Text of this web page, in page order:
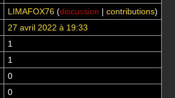
LIMAFOX76 (discussion | contributions)
27 avril 2022 à 19:33
1
1
0
0